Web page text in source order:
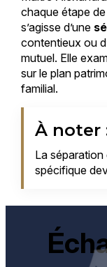
chaque étape
s’agisse d’une
contentieux ou
mutuel. Elle
sur le plan
familial.
À noter
La
spécifique